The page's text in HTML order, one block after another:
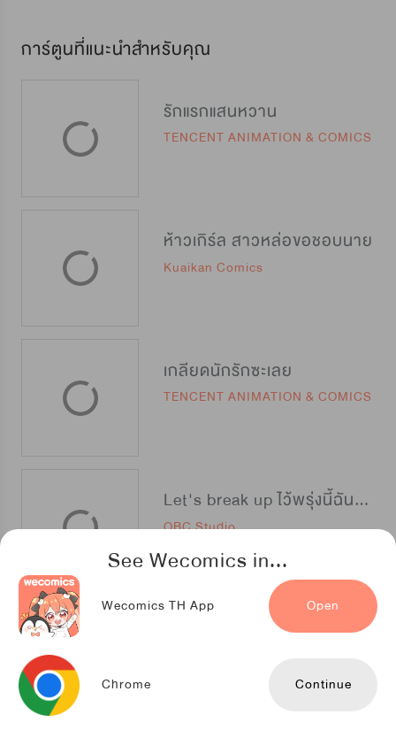
See Wecomics in...
Wecomics TH App Open
Chrome Continue
การ์ตูนที่แนะนำสำหรับคุณ
รักแรกแสนหวาน
TENCENT ANIMATION & COMICS
ห้าวเกิร์ล สาวหล่อขอชอบนาย
Kuaikan Comics
เกลียดนักรักซะเลย
TENCENT ANIMATION & COMICS
Let's break up ไว้พรุ่งนี้ฉันจะบอกเลิกกับนาย
OBC Studio
นายหน้าใสกับยัยป่าเถื่อน